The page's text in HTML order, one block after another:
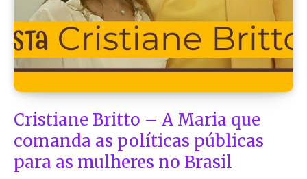
Cristiane Britto – A Maria que
comanda as políticas públicas
para as mulheres no Brasil